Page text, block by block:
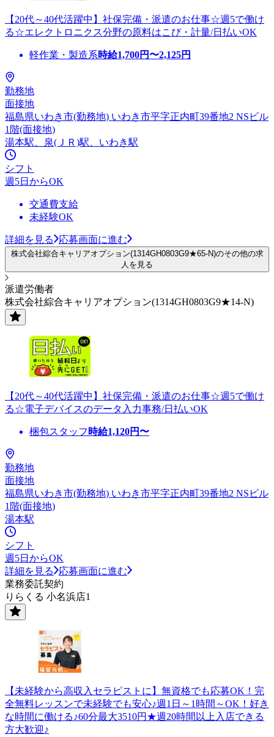
【20代～40代活躍中】社保完備・派遣のお仕事☆週5で働け
る☆エレクトロニクス分野の原料はこび・計量/日払いOK
軽作業・製造系時給1,700円〜2,125円
勤務地
面接地
福島県いわき市(勤務地) いわき市平字正内町39番地2 NSビル
1階(面接地)
湯本駅、泉(ＪＲ)駅、いわき駅
シフト
週5日からOK
交通費支給
未経験OK
詳細を見る 応募画面に進む
株式会社綜合キャリアオプション(1314GH0803G9★65-N)のその他の求
人を見る
派遣労働者
株式会社綜合キャリアオプション(1314GH0803G9★14-N)
【20代～40代活躍中】社保完備・派遣のお仕事☆週5で働け
る☆電子デバイスのデータ入力事務/日払いOK
梱包スタッフ 時給1,120円〜
勤務地
面接地
福島県いわき市(勤務地) いわき市平字正内町39番地2 NSビル
1階(面接地)
湯本駅
シフト
週5日からOK
詳細を見る
応募画面に進む
業務委託契約
りらくる 小名浜店1
【未経験から高収入セラピストに】無資格でも応募OK！完
全無料レッスンで未経験でも安心♪週1日～1時間～OK！好き
な時間に働ける♪60分最大3510円★週20時間以上入店できる
方大歓迎♪